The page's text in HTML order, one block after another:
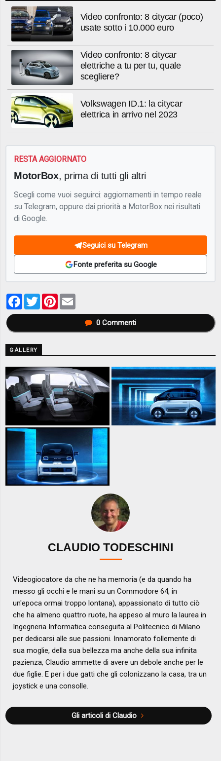
Video confronto: 8 citycar (poco)
usate sotto i 10.000 euro
Video confronto: 8 citycar
elettriche a tu per tu, quale
scegliere?
Volkswagen ID.1: la citycar
elettrica in arrivo nel 2023
RESTA AGGIORNATO
MotorBox, prima di tutti gli altri
Scegli come vuoi seguirci: aggiornamenti in tempo reale
su Telegram, oppure dai priorità a MotorBox nei risultati
di Google.
Seguici su Telegram
Fonte preferita su Google
Facebook
TwitterPinterest
0Commenti
GALLERY
CLAUDIO TODESCHINI
Videogiocatore da che ne ha memoria (e da quando ha
messo gli occhi e le mani su un Commodore 64, in
un'epoca ormai troppo lontana), appassionato di tutto ciò
che ha almeno quattro ruote, ha appeso al muro la laurea in
Ingegneria Informatica conseguita al Politecnico di Milano
per dedicarsi alle sue passioni. Innamorato follemente di
sua moglie, della sua bellezza ma anche della sua infinita
pazienza, Claudio ammette di avere un debole anche per le
due figlie. E per i due gatti che gli colonizzano la casa, tra un
joystick e una consolle.
Gli articoli di Claudio